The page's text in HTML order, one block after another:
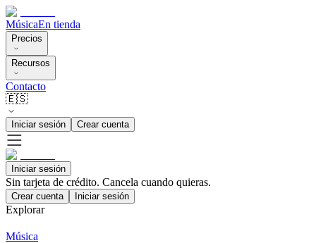
MúsicaEn tienda
Precios
Recursos
Contacto
🇪🇸
Iniciar sesión Crear cuenta
Iniciar sesión
Sin tarjeta de crédito. Cancela cuando quieras.
Crear cuenta Iniciar sesión
Explorar
Música